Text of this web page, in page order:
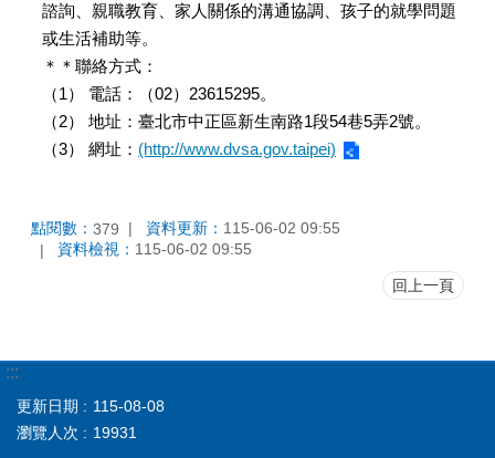
諮詢、親職教育、家人關係的溝通協調、孩子的就學問題
或生活補助等。
＊＊聯絡方式：
（1） 電話：（02）23615295。
（2） 地址：臺北市中正區新生南路1段54巷5弄2號。
（3） 網址： (http://www.dvsa.gov.taipei)
點閱數： 379 資料更新： 115-06-02 09:55
資料檢視： 115-06-02 09:55
回上一頁
:::
更新日期
115-08-08
瀏覽人次
19931